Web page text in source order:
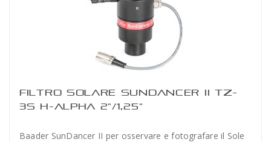
FILTRO SOLARE SUNDANCER II TZ-
3S H-ALPHA 2"/1,25"
Baader SunDancer II per osservare e fotografare il Sole